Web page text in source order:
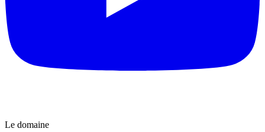
Le domaine